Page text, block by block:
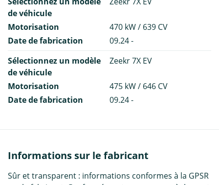
de véhicule
Motorisation
470 kW / 639 CV
Date de fabrication
09.24 -
Sélectionnez un modèle
de véhicule
Zeekr 7X EV
Motorisation
475 kW / 646 CV
Date de fabrication
09.24 -
Informations sur le fabricant
Sûr et transparent : informations conformes à la GPSR